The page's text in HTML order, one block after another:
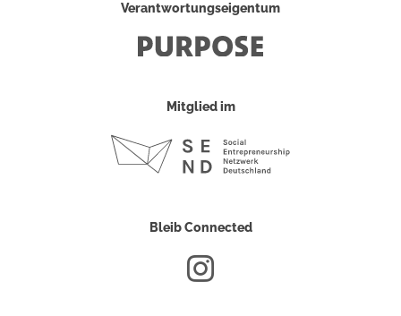
Verantwortungseigentum
Mitglied im
Bleib Connected